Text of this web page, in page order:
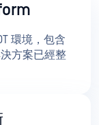
環境，包含
方案已經整